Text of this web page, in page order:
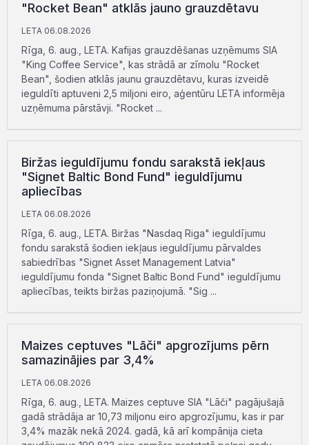
"Rocket Bean" atklās jauno grauzdētavu
LETA 06.08.2026
Rīga, 6. aug., LETA. Kafijas grauzdēšanas uzņēmums SIA
"King Coffee Service", kas strādā ar zīmolu "Rocket
Bean", šodien atklās jaunu grauzdētavu, kuras izveidē
ieguldīti aptuveni 2,5 miljoni eiro, aģentūru LETA informēja
uzņēmuma pārstāvji. "Rocket ...
Biržas ieguldījumu fondu sarakstā iekļaus
"Signet Baltic Bond Fund" ieguldījumu
apliecības
LETA 06.08.2026
Rīga, 6. aug., LETA. Biržas "Nasdaq Riga" ieguldījumu
fondu sarakstā šodien iekļaus ieguldījumu pārvaldes
sabiedrības "Signet Asset Management Latvia"
ieguldījumu fonda "Signet Baltic Bond Fund" ieguldījumu
apliecības, teikts biržas paziņojumā. "Sig ...
Maizes ceptuves "Lāči" apgrozījums pērn
samazinājies par 3,4%
LETA 06.08.2026
Rīga, 6. aug., LETA. Maizes ceptuve SIA "Lāči" pagājušajā
gadā strādāja ar 10,73 miljonu eiro apgrozījumu, kas ir par
3,4% mazāk nekā 2024. gadā, kā arī kompānija cieta